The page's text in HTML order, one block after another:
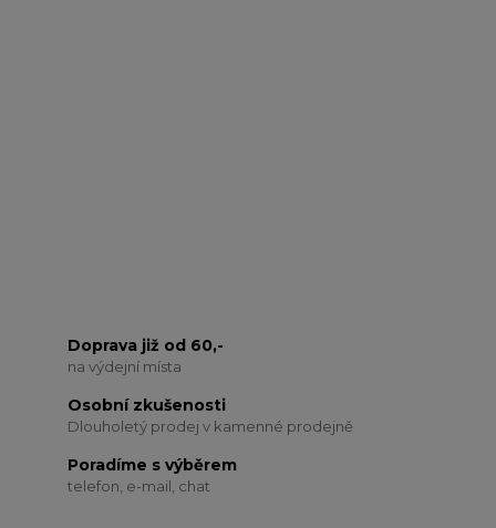
Doprava již od 60,-
na výdejní místa
Osobní zkušenosti
Dlouholetý prodej v kamenné prodejně
Poradíme s výběrem
telefon, e-mail, chat